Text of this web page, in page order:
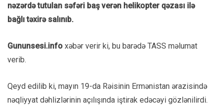
nəzərdə tutulan səfəri baş verən helikopter qəzası ilə
bağlı təxirə salınıb.
Gununsesi.info xəbər verir ki, bu barədə TASS məlumat
verib.
Qeyd edilib ki, mayın 19-da Rəisinin Ermənistan ərazisində
nəqliyyat dəhlizlərinin açılışında iştirak edəcəyi gözlənilirdi.